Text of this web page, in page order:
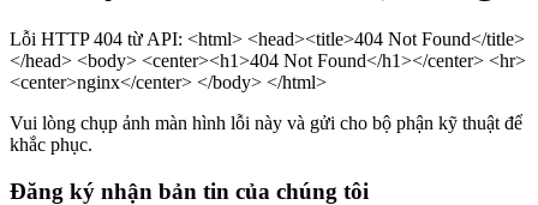
Lỗi HTTP 404 từ API: <html> <head><title>404 Not Found</title>
</head> <body> <center><h1>404 Not Found</h1></center> <hr>
<center>nginx</center> </body> </html>
Vui lòng chụp ảnh màn hình lỗi này và gửi cho bộ phận kỹ thuật để
khắc phục.
Đăng ký nhận bản tin của chúng tôi